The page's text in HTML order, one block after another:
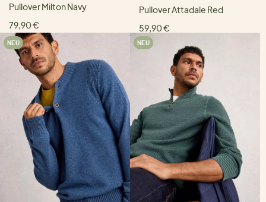
Pullover Milton Navy
79,90 €
Pullover Attadale Red
59,90 €
NEU NEU